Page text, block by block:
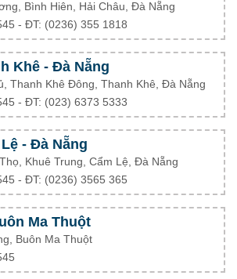
Bình Hiên, Hải Châu, Đà Nẵng
- ĐT: (0236) 355 1818
Khê - Đà Nẵng
Thanh Khê Đông, Thanh Khê, Đà Nẵng
- ĐT: (023) 6373 5333
- Đà Nẵng
Khuê Trung, Cẩm Lệ, Đà Nẵng
- ĐT: (0236) 3565 365
Ma Thuột
Buôn Ma Thuột